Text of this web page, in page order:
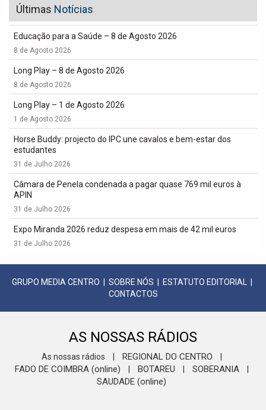
Últimas Notícias
Educação para a Saúde – 8 de Agosto 2026
8 de Agosto 2026
Long Play – 8 de Agosto 2026
8 de Agosto 2026
Long Play – 1 de Agosto 2026
1 de Agosto 2026
Horse Buddy: projecto do IPC une cavalos e bem-estar dos
estudantes
31 de Julho 2026
Câmara de Penela condenada a pagar quase 769 mil euros à
APIN
31 de Julho 2026
Expo Miranda 2026 reduz despesa em mais de 42 mil euros
31 de Julho 2026
GRUPO MEDIA CENTRO SOBRE NÓS ESTATUTO EDITORIAL
CONTACTOS
AS NOSSAS RÁDIOS
As nossas rádios REGIONAL DO CENTRO
FADO DE COIMBRA (online) BOTAREU SOBERANIA
SAUDADE (online)